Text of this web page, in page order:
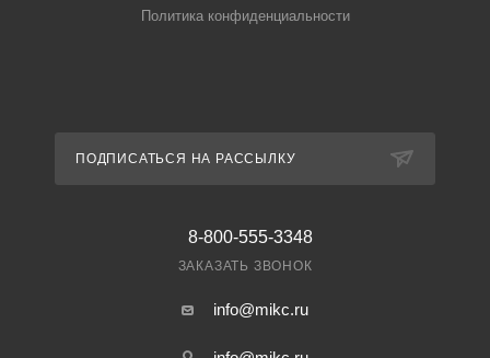
Политика конфиденциальности
ПОДПИСАТЬСЯ НА РАССЫЛКУ
8-800-555-3348
ЗАКАЗАТЬ ЗВОНОК
info@mikc.ru